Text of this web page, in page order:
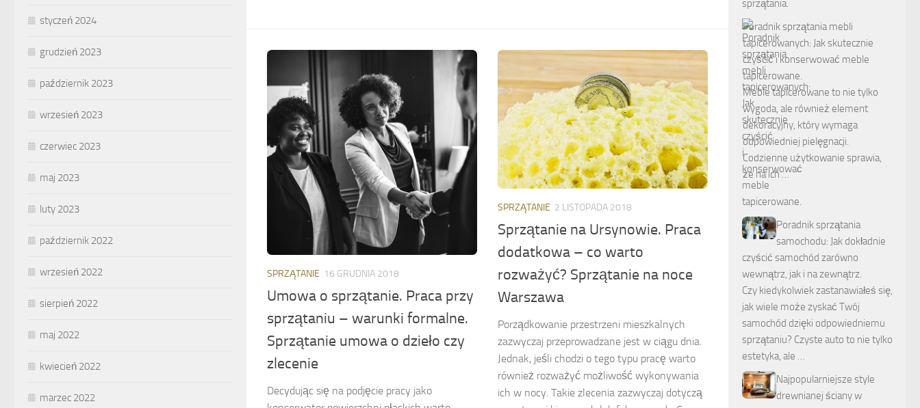
SPRZĄTANIE 16 GRUDNIA 2018
Umowa o sprzątanie. Praca przy
sprzątaniu – warunki formalne.
Sprzątanie umowa o dzieło czy
zlecenie
Decydując się na podjęcie pracy jako
SPRZĄTANIE 2 LISTOPADA 2018
Sprzątanie na Ursynowie. Praca
dodatkowa – co warto
rozważyć? Sprzątanie na noce
Warszawa
Porządkowanie przestrzeni mieszkalnych
zazwyczaj przeprowadzane jest w ciągu dnia.
Jednak, jeśli chodzi o tego typu pracę warto
również rozważyć możliwość wykonywania
ich w nocy. Takie zlecenia zazwyczaj dotyczą
styczeń 2024
grudzień 2023
październik 2023
wrzesień 2023
czerwiec 2023
maj 2023
luty 2023
październik 2022
wrzesień 2022
sierpień 2022
maj 2022
kwiecień 2022
marzec 2022
Poradnik sprzątania mebli
tapicerowanych: Jak skutecznie
czyścić i konserwować meble
tapicerowane.
Meble tapicerowane to nie tylko
wygoda, ale również element
dekoracyjny, który wymaga
odpowiedniej pielęgnacji.
Codzienne użytkowanie sprawia,
że na ich …
Poradnik sprzątania
samochodu: Jak dokładnie
czyścić samochód zarówno
wewnątrz, jak i na zewnątrz.
Czy kiedykolwiek zastanawiałeś się,
jak wiele może zyskać Twój
samochód dzięki odpowiedniemu
sprzątaniu? Czyste auto to nie tylko
estetyka, ale …
Najpopularniejsze style
drewnianej ściany w